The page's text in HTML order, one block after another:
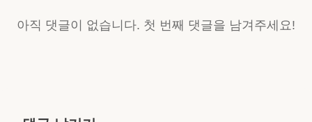
아직 댓글이 없습니다. 첫 번째 댓글을 남겨주세요!